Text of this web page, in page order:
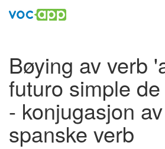
Bøying av verb
futuro simple
- konjugasjon
spanske verb